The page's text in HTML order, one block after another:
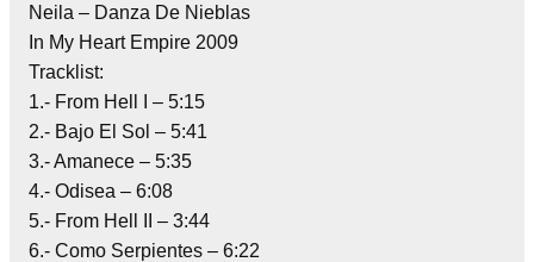
Neila – Danza De Nieblas
In My Heart Empire 2009
Tracklist:
1.- From Hell I – 5:15
2.- Bajo El Sol – 5:41
3.- Amanece – 5:35
4.- Odisea – 6:08
5.- From Hell II – 3:44
6.- Como Serpientes – 6:22